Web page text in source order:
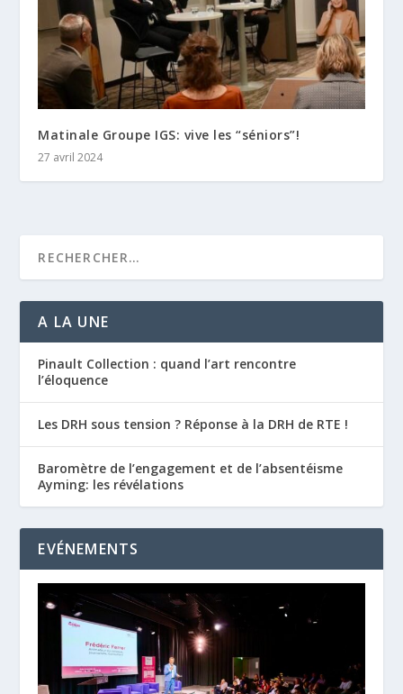
Matinale Groupe IGS: vive les “séniors”!
27 avril 2024
A LA UNE
Pinault Collection : quand l’art rencontre
l’éloquence
Les DRH sous tension ? Réponse à la DRH de RTE !
Baromètre de l’engagement et de l’absentéisme
Ayming: les révélations
EVÉNEMENTS